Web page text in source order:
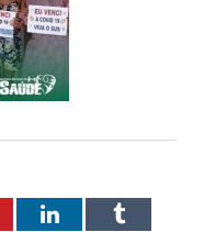
LinkedInTumblr